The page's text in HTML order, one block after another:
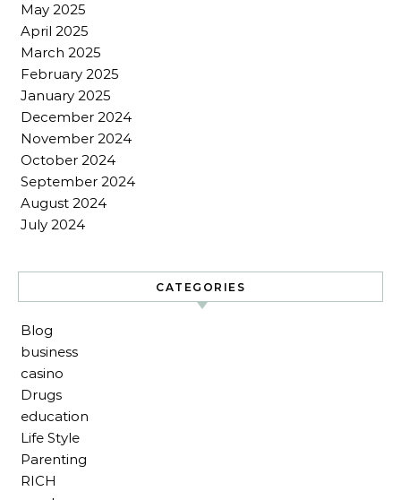
May 2025
April 2025
March 2025
February 2025
January 2025
December 2024
November 2024
October 2024
September 2024
August 2024
July 2024
CATEGORIES
Blog
business
casino
Drugs
education
Life Style
Parenting
RICH